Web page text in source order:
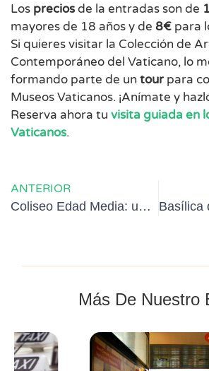
Los preciosde la entradas son de
mayores de 18 años y de 8€ para
Si quieres visitar la Colección de
Contemporáneo del Vaticano, lo
formando parte de un tour para
Museos Vaticanos. ¡Anímate y
Reserva ahora tu visita guiada en
Vaticanos.
ANTERIOR
Coliseo Edad Media: un anfiteatro con mil vidas
Más De Nuestro